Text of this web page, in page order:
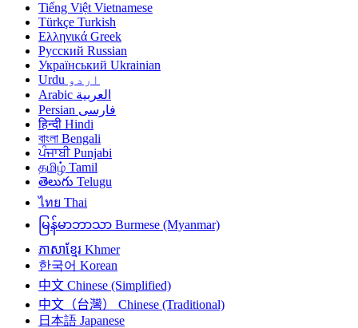
Tiếng Việt Vietnamese
Türkçe Turkish
Ελληνικά Greek
Русский Russian
Український Ukrainian
اردو Urdu
العربية Arabic
فارسی Persian
हिन्दी Hindi
বাংলা Bengali
ਪੰਜਾਬੀ Punjabi
தமிழ் Tamil
తెలుగు Telugu
ไทย Thai
မြန်မာဘာသာ Burmese (Myanmar)
ភាសាខ្មែរ Khmer
한국어 Korean
中文 Chinese (Simplified)
中文（台灣）
Chinese (Traditional)
日本語 Japanese